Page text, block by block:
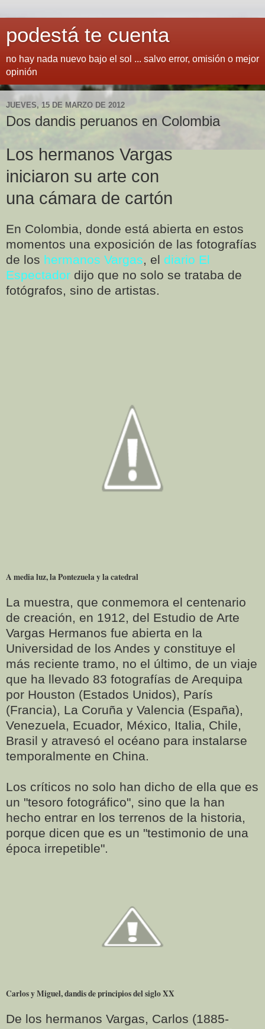
podestá te cuenta
no hay nada nuevo bajo el sol ... salvo error, omisión o mejor
opinión
JUEVES, 15 DE MARZO DE 2012
Dos dandis peruanos en Colombia
Los hermanos Vargas
iniciaron su arte con
una cámara de cartón
En Colombia, donde está abierta en estos
momentos una exposición de las fotografías
de los hermanos Vargas, el diario El
Espectador dijo que no solo se trataba de
fotógrafos, sino de artistas.
A media luz, la Pontezuela y la catedral
La muestra, que conmemora el centenario
de creación, en 1912, del Estudio de Arte
Vargas Hermanos fue abierta en la
Universidad de los Andes y constituye el
más reciente tramo, no el último, de un viaje
que ha llevado 83 fotografías de Arequipa
por Houston (Estados Unidos), París
(Francia), La Coruña y Valencia (España),
Venezuela, Ecuador, México, Italia, Chile,
Brasil y atravesó el océano para instalarse
temporalmente en China.
Los críticos no solo han dicho de ella que es
un "tesoro fotográfico", sino que la han
hecho entrar en los terrenos de la historia,
porque dicen que es un "testimonio de una
época irrepetible".
Carlos y Miguel, dandis de principios del siglo XX
De los hermanos Vargas, Carlos (1885-